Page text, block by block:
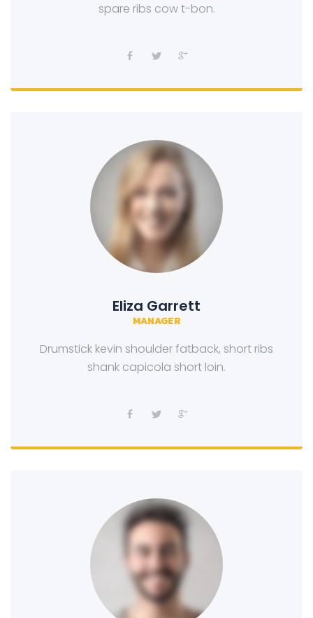
spare ribs cow t-bon.
Eliza Garrett
MANAGER
Drumstick kevin shoulder fatback, short ribs
shank capicola short loin.